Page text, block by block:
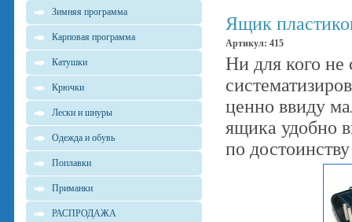
Зимняя программа
Карповая программа
Катушки
Крючки
Лески и шнуры
Одежда и обувь
Поплавки
Приманки
РАСПРОДАЖА
Ящик
Артикул: 415
Ни для кого не
ценно ввиду
ящика удобно
по